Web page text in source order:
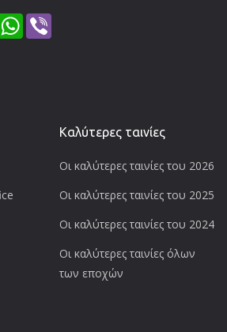
WhatsApp
Καλύτερες ταινίες
Οι καλύτερες ταινίες του 2026
Οι καλύτερες ταινίες του 2025
Οι καλύτερες ταινίες του 2024
Οι καλύτερες ταινίες όλων
των εποχών